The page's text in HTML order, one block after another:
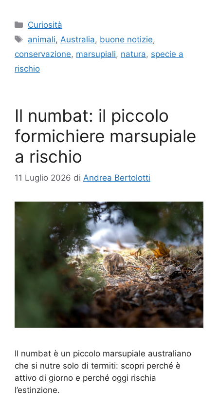
Categorie
Curiosità
Tag
animali, Australia, buone notizie,
conservazione, marsupiali, natura, specie a
rischio
Il numbat: il piccolo
formichiere marsupiale
a rischio
11 Luglio 2026 di Andrea Bertolotti
Il numbat è un piccolo marsupiale australiano
che si nutre solo di termiti: scopri perché è
attivo di giorno e perché oggi rischia
l’estinzione.